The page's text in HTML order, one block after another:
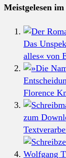
Meistgelesen
Das
alles« von
Florence
zum